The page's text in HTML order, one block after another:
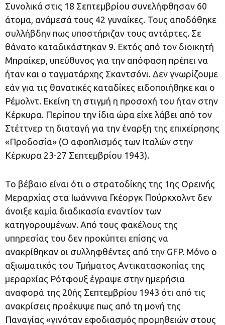
Συνολικά στις 18 Σεπτεμβρίου συνελήφθησαν 60
άτομα, ανάμεσά τους 42 γυναίκες. Τους αποδόθηκε
συλλήβδην πως υποστήριζαν τους αντάρτες. Σε
θάνατο καταδικάστηκαν 9. Εκτός από τον διοικητή
Μπραίκερ, υπεύθυνος για την απόφαση πρέπει να
ήταν και ο ταγματάρχης Σκαντσόνι. Δεν γνωρίζουμε
εάν για τις θανατικές καταδίκες ειδοποιήθηκε και ο
Ρέμολντ. Εκείνη τη στιγμή η προσοχή του ήταν στην
Κέρκυρα. Περίπου την ίδια ώρα είχε λάβει από τον
Στέττνερ τη διαταγή για την έναρξη της επιχείρησης
«Προδοσία» (Ο αφοπλισμός των Ιταλών στην
Κέρκυρα 23-27 Σεπτεμβρίου 1943).
Το βέβαιο είναι ότι ο στρατοδίκης της 1ης Ορεινής
Μεραρχίας στα Ιωάννινα Γκέοργκ Πούρκχολντ δεν
άνοιξε καμία διαδικασία εναντίον των
κατηγορουμένων. Από τους φακέλους της
υπηρεσίας του δεν προκύπτει επίσης να
ανακρίθηκαν οι συλληφθέντες από την GFP. Μόνο ο
αξιωματικός του Τμήματος Αντικατασκοπίας της
μεραρχίας Ρότφουξ έγραψε στην ημερήσια
αναφορά της 20ής Σεπτεμβρίου 1943 ότι από τις
ανακρίσεις προέκυψε πως από τη μονή της
Παναγίας «γινόταν εφοδιασμός προμηθειών στους